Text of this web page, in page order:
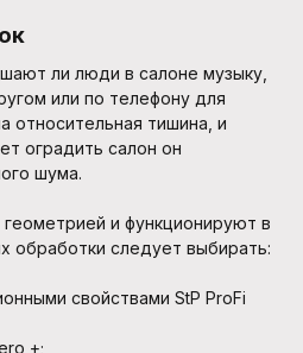
ли люди в салоне музыку,
или по телефону для
относительная тишина, и
оградить салон он
шума.
и функционируют в
обработки следует выбирать:
свойствами StP ProFi
+;